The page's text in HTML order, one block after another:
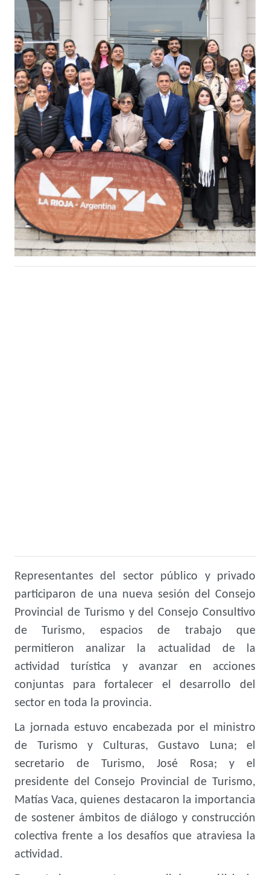
Representantes del sector público y privado
participaron de una nueva sesión del Consejo
Provincial de Turismo y del Consejo Consultivo
de Turismo, espacios de trabajo que
permitieron analizar la actualidad de la
actividad turística y avanzar en acciones
conjuntas para fortalecer el desarrollo del
sector en toda la provincia.
La jornada estuvo encabezada por el ministro
de Turismo y Culturas, Gustavo Luna; el
secretario de Turismo, José Rosa; y el
presidente del Consejo Provincial de Turismo,
Matías Vaca, quienes destacaron la importancia
de sostener ámbitos de diálogo y construcción
colectiva frente a los desafíos que atraviesa la
actividad.